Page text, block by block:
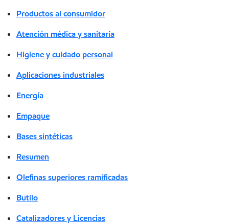
Productos al consumidor
Atención médica y sanitaria
Higiene y cuidado personal
Aplicaciones industriales
Energía
Empaque
Bases sintéticas
Resumen
Olefinas superiores ramificadas
Butilo
Catalizadores y Licencias